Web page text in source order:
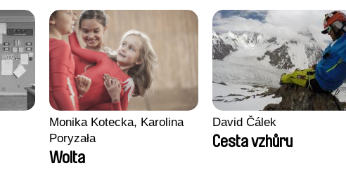
Monika Kotecka, Karolina
Poryzała
Wolta
David Čálek
Cesta vzhůru